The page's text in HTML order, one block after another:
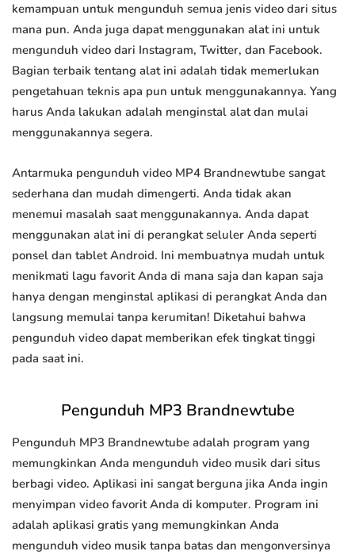
kemampuan untuk mengunduh semua jenis video dari situs
mana pun. Anda juga dapat menggunakan alat ini untuk
mengunduh video dari Instagram, Twitter, dan Facebook.
Bagian terbaik tentang alat ini adalah tidak memerlukan
pengetahuan teknis apa pun untuk menggunakannya. Yang
harus Anda lakukan adalah menginstal alat dan mulai
menggunakannya segera.
Antarmuka pengunduh video MP4 Brandnewtube sangat
sederhana dan mudah dimengerti. Anda tidak akan
menemui masalah saat menggunakannya. Anda dapat
menggunakan alat ini di perangkat seluler Anda seperti
ponsel dan tablet Android. Ini membuatnya mudah untuk
menikmati lagu favorit Anda di mana saja dan kapan saja
hanya dengan menginstal aplikasi di perangkat Anda dan
langsung memulai tanpa kerumitan! Diketahui bahwa
pengunduh video dapat memberikan efek tingkat tinggi
pada saat ini.
Pengunduh MP3 Brandnewtube
Pengunduh MP3 Brandnewtube adalah program yang
memungkinkan Anda mengunduh video musik dari situs
berbagi video. Aplikasi ini sangat berguna jika Anda ingin
menyimpan video favorit Anda di komputer. Program ini
adalah aplikasi gratis yang memungkinkan Anda
mengunduh video musik tanpa batas dan mengonversinya